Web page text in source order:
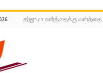
தர்ஜுமா வார்த்தைக்கு வார்த்தை